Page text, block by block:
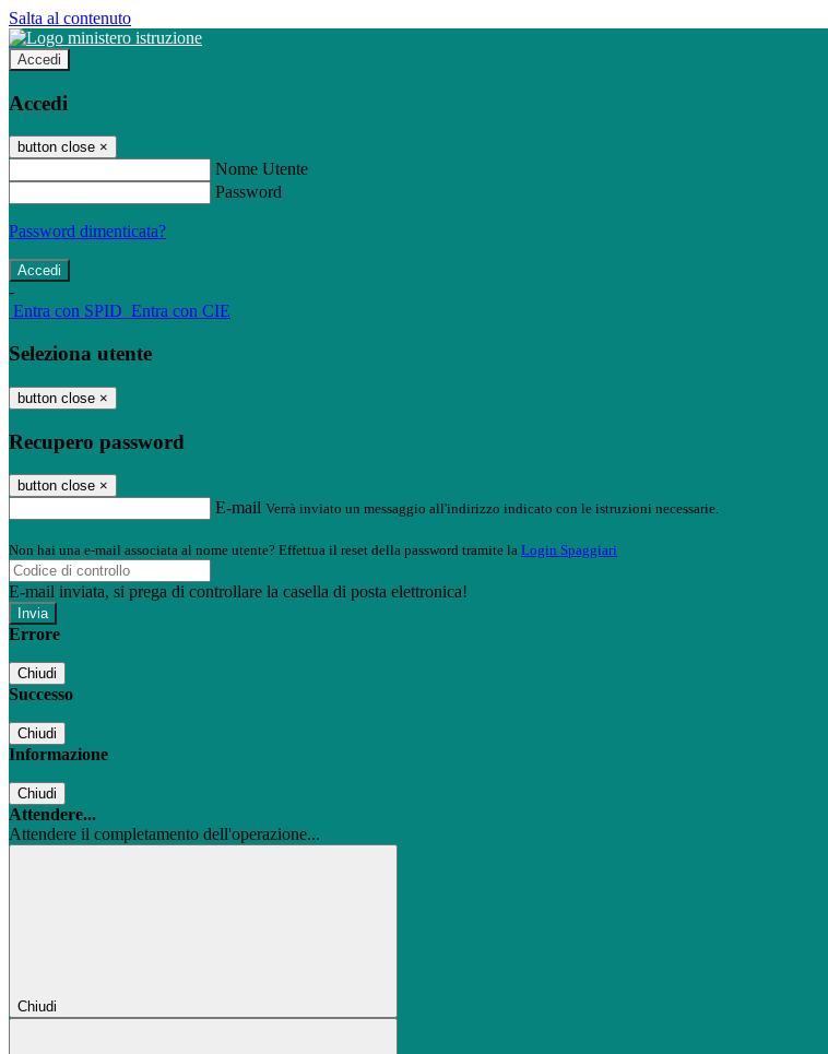
Salta al contenuto
Accedi
Accedi
button close ×
Nome Utente
Password
Password dimenticata?
-
Entra con SPID Entra con CIE
Seleziona utente
button close ×
Recupero password
button close ×
E-mail Verrà inviato un messaggio all'indirizzo indicato con le istruzioni necessarie.
Non hai una e-mail associata al nome utente? Effettua il reset della password tramite la Login Spaggiari
E-mail inviata, si prega di controllare la casella di posta elettronica!
Errore
Chiudi
Successo
Chiudi
Informazione
Chiudi
Attendere...
Attendere il completamento dell'operazione...
Chiudi